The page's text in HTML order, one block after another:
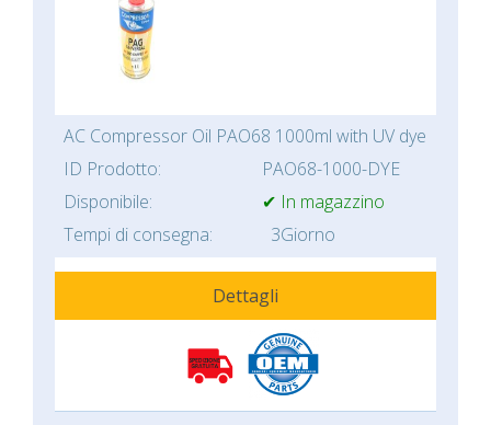
AC Compressor Oil PAO68 1000ml with UV dye
ID Prodotto:
PAO68-1000-DYE
Disponibile:
✔ In magazzino
Tempi di consegna:
3Giorno
Dettagli